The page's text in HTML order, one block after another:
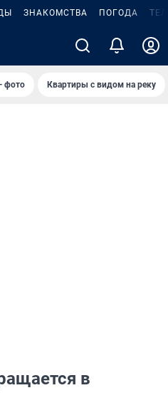
ЗНАКОМСТВА ПОГОДА
фото Квартиры с видом на реку
в